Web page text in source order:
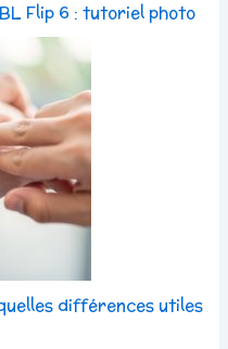
Flip 6 : tutoriel photo
différences utiles